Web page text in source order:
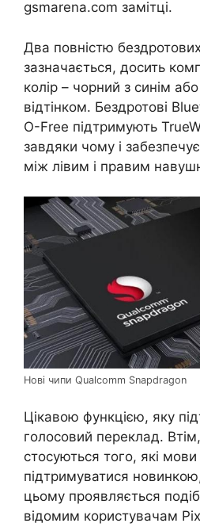
gsmarena.com замітці.
Два повністю
зазначається, досить
колір – чорний з синім
відтінком. Бездротові
O-Free підтримують
завдяки чому і
між лівим і правим
Нові чипи Qualcomm Snapdragon
Цікавою функцією, яку
голосовий переклад.
стосуються того, які
підтримуватися
цьому проявляється
відомим користувачам